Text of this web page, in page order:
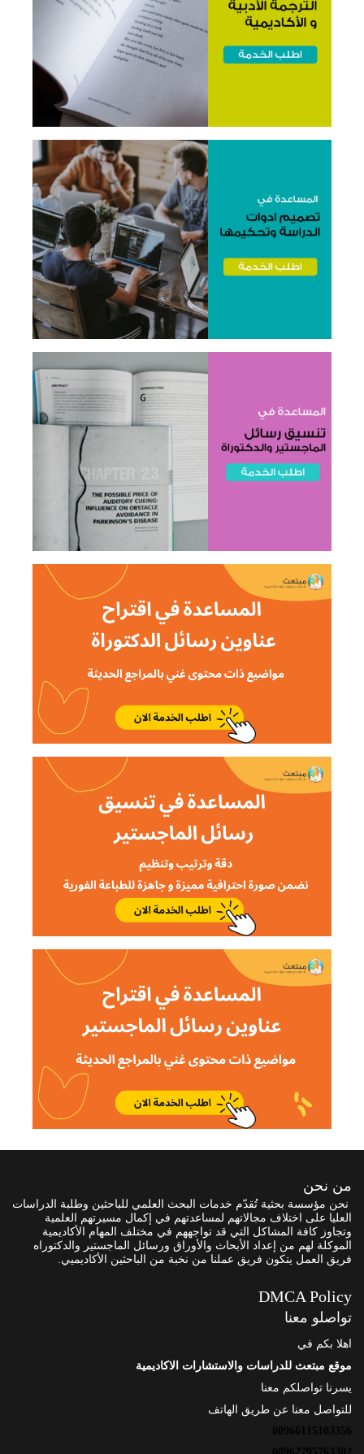
من نحن
نحن مؤسسة بحثية تُقدّم خدمات البحث العلمي للباحثين وطلبة الدراسات
العليا على اختلاف مجالاتهم لمساعدتهم في إكمال مسيرتهم العلمية
وتجاوز كافة المشاكل التي قد تواجههم في مختلف المهام الأكاديمية
الموكلة لهم من إعداد الأبحاث والأوراق ورسائل الماجستير والدكتوراه
فريق العمل يتكون فريق عملنا من نخبة من الباحثين الأكاديميي.
DMCA Policy
تواصلو معنا
اهلا بكم في
موقع مبتعث للدراسات والاستشارات الاكاديمية
يسرنا تواصلكم معنا
للتواصل معنا عن طريق الهاتف
00966115103356